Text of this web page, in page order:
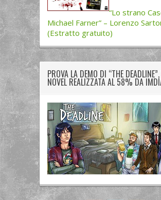
“Lo strano
Michael Farner” – Lorenzo
(Estratto gratuito)
PROVA LA DEMO DI “THE
NOVEL REALIZZATA AL 58% DA